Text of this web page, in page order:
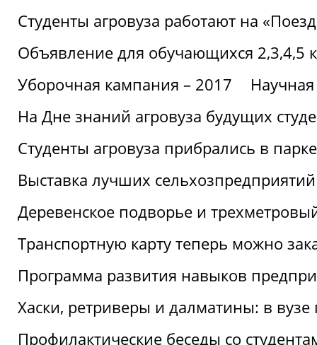
Студенты агровуза работают на
Объявление для обучающихся 2,3,4,5
Уборочная кампания – 2017
На Дне знаний агровуза будущих
Студенты агровуза прибрались в
Выставка лучших
Деревенское подворье и
Транспортную карту теперь можно
Программа развития навыков
Хаски, ретриверы и далматины: в вузе
Профилактические беседы со